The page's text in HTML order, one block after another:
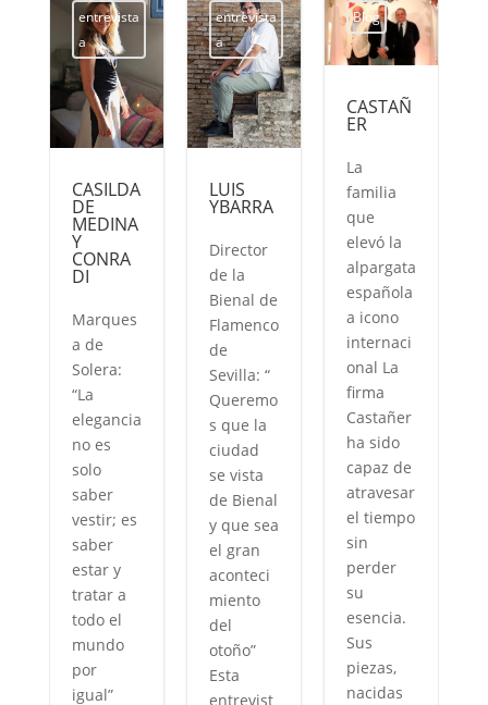
entrevista
a
CASILDA
DE
MEDINA
Y
CONRA
DI
Marques
a de
Solera:
“La
elegancia
no es
solo
saber
vestir; es
saber
estar y
tratar a
todo el
mundo
por
igual”
entrevista
a
LUIS
YBARRA
Director
de la
Bienal de
Flamenco
de
Sevilla: “
Queremo
s que la
ciudad
se vista
de Bienal
y que sea
el gran
aconteci
miento
del
otoño”
Esta
entrevist
Blog
CASTAÑ
ER
La
familia
que
elevó la
alpargata
española
a icono
internaci
onal La
firma
Castañer
ha sido
capaz de
atravesar
el tiempo
sin
perder
su
esencia.
Sus
piezas,
nacidas